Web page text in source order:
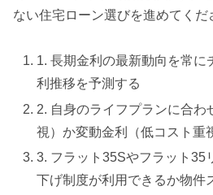
ない住宅ローン選びを進めてくだ
1. 長期金利の最新動向を常に
利推移を予測する
2. 自身のライフプランに合わ
視）か変動金利（低コスト重
3. フラット35Sやフラット35
下げ制度が利用できるか物件